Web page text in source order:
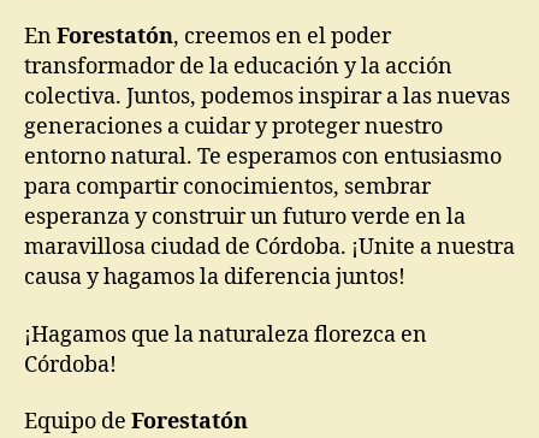
EnForestatón, creemos en el poder
transformador de la educación y la acción
colectiva. Juntos, podemos inspirar a las nuevas
generaciones a cuidar y proteger nuestro
entorno natural. Te esperamos con entusiasmo
para compartir conocimientos, sembrar
esperanza y construir un futuro verde en la
maravillosa ciudad de Córdoba. ¡Unite a nuestra
causa y hagamos la diferencia juntos!
¡Hagamos que la naturaleza florezca en
Córdoba!
Equipo de Forestatón